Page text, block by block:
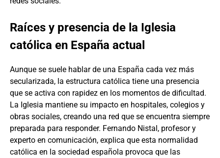
Raíces y presencia de la Iglesia
católica en España actual
Aunque se suele hablar de una España cada vez más
secularizada, la estructura católica tiene una presencia
que se activa con rapidez en los momentos de dificultad.
La Iglesia mantiene su impacto en hospitales, colegios y
obras sociales, creando una red que se encuentra siempre
preparada para responder. Fernando Nistal, profesor y
experto en comunicación, explica que esta normalidad
católica en la sociedad española provoca que las